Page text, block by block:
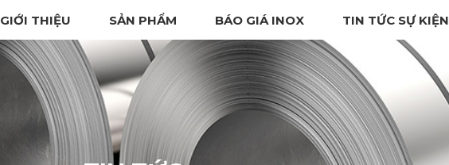
GIỚI THIỆU SẢN PHẨM BÁO GIÁ INOX TIN TỨC SỰ KIỆN